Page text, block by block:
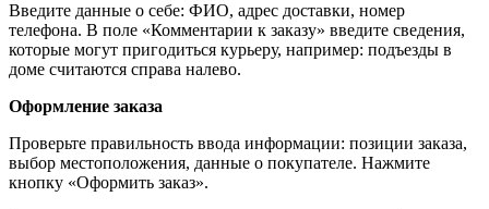
Введите данные о себе: ФИО, адрес доставки, номер
телефона. В поле «Комментарии к заказу» введите сведения,
которые могут пригодиться курьеру, например: подъезды в
доме считаются справа налево.
Оформление заказа
Проверьте правильность ввода информации: позиции заказа,
выбор местоположения, данные о покупателе. Нажмите
кнопку «Оформить заказ».